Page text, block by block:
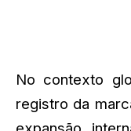
No contexto
registro da